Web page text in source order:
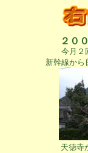
２０
今月２
新幹線から
天徳寺